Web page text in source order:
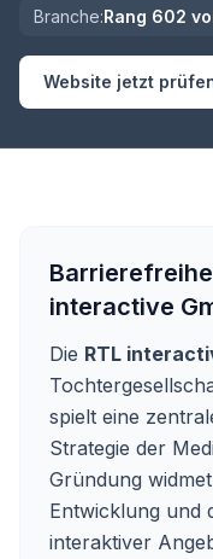
Branche:Rang 602
Website jetzt
interactive
Die RTL
spielt eine
Strategie der
Gründung
Entwicklung und
interaktiver